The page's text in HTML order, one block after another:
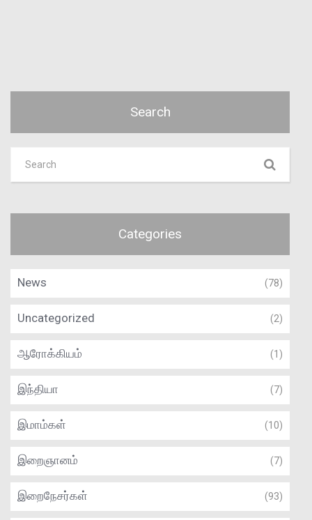
Search
Categories
News (78)
Uncategorized (2)
ஆரோக்கியம் (1)
இந்தியா (7)
இமாம்கள் (10)
இறைஞானம் (7)
இறைநேசர்கள் (93)